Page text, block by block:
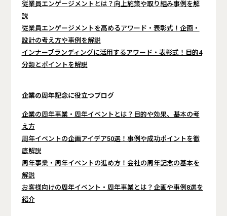
従業員エンゲージメントとは？向上施策や取り組み事例を解
説
従業員エンゲージメントを高めるアワード・表彰式！企画・
設計の考え方や事例を解説
インナーブランディングに活用するアワード・表彰式！目的4
分類とポイントを解説
企業の周年記念に役立つブログ
企業の周年事業・周年イベントとは？目的や効果、基本の考
え方
周年イベントの企画アイデア50選！事例や成功ポイントを徹
底解説
周年事業・周年イベントの進め方！会社の周年記念の基本を
解説
お客様向けの周年イベント・周年事業とは？企画や事例8選を
紹介